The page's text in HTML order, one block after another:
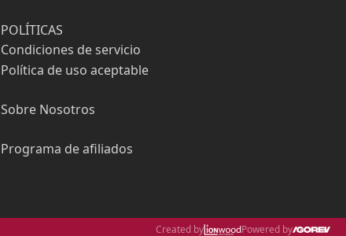
POLÍTICAS
Condiciones de servicio
Política de uso aceptable
Sobre Nosotros
Programa de afiliados
Created by Powered by